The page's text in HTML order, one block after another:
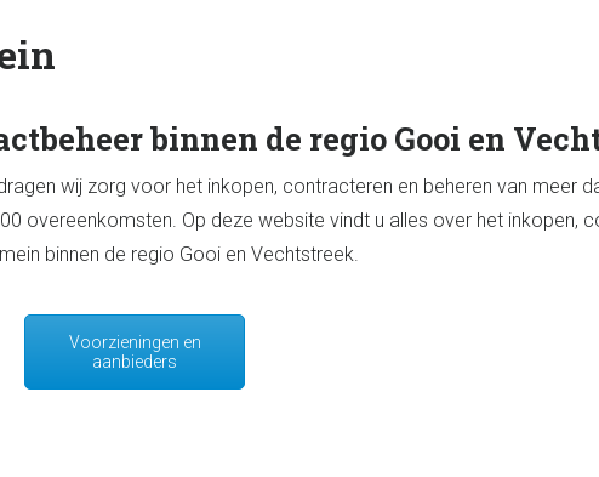
binnen de regio Gooi en
wij zorg voor het inkopen, contracteren en beheren van meer
overeenkomsten. Op deze website vindt u alles over het inkopen,
binnen de regio Gooi en Vechtstreek.
Voorzieningen en
aanbieders